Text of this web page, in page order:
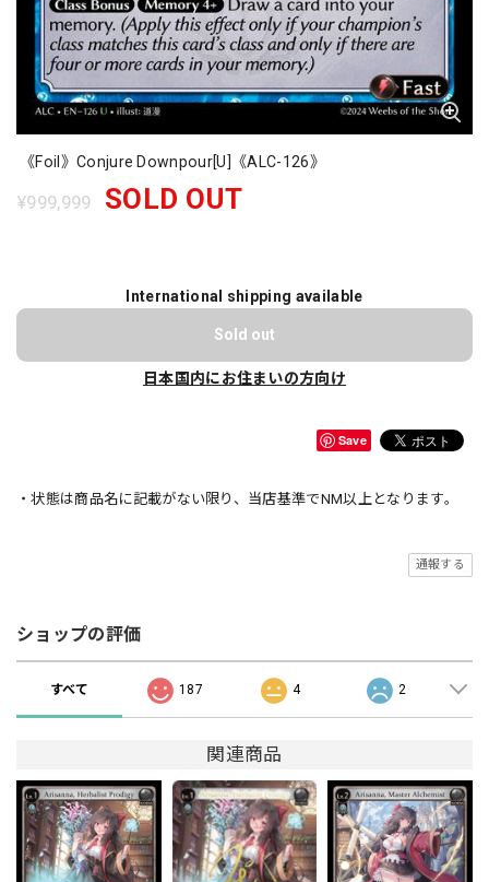
《Foil》Conjure Downpour[U]《ALC-126》
¥999,999 SOLD OUT
International shipping available
Sold out
日本国内にお住まいの方向け
Save
・状態は商品名に記載がない限り、当店基準でNM以上となります。
通報する
ショップの評価
すべて 187 4 2
関連商品